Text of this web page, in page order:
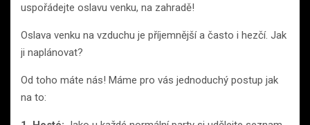
uspořádejte oslavu venku, na zahradě!
Oslava venku na vzduchu je příjemnější a často i hezčí. Jak
ji naplánovat?
Od toho máte nás! Máme pro vás jednoduchý postup jak
na to: